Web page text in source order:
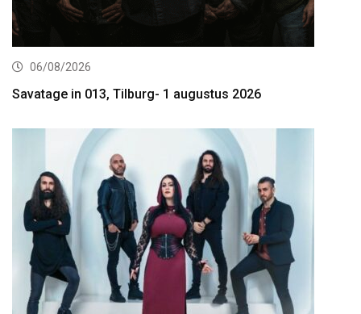
06/08/2026
Savatage in 013, Tilburg- 1 augustus 2026